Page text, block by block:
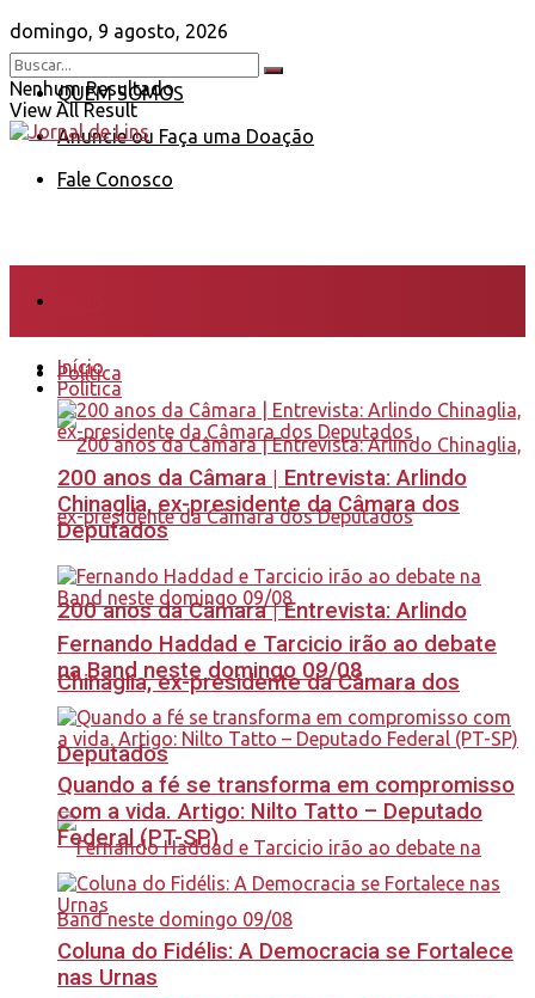
domingo, 9 agosto, 2026
QUEM SOMOS
Anuncie ou Faça uma Doação
Fale Conosco
Nenhum Resultado
View All Result
Política
200 anos da Câmara | Entrevista: Arlindo
Chinaglia, ex-presidente da Câmara dos
Deputados
Início
Política
200 anos da Câmara | Entrevista: Arlindo
Chinaglia, ex-presidente da Câmara dos
Deputados
Fernando Haddad e Tarcicio irão ao debate
na Band neste domingo 09/08
Quando a fé se transforma em compromisso
com a vida. Artigo: Nilto Tatto – Deputado
Federal (PT-SP)
Coluna do Fidélis: A Democracia se Fortalece
nas Urnas